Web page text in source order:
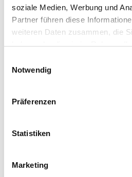
soziale Medien, Werbung und
Partner führen diese
weiteren Daten zusammen, die
haben oder die sie im Rahmen
Notwendig
Präferenzen
Statistiken
Marketing
Produkteigenschaft